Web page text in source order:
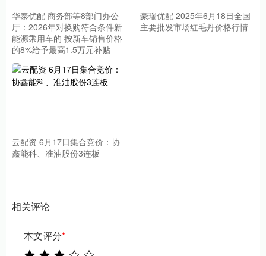
华泰优配 商务部等8部门办公
厅：2026年对换购符合条件新
能源乘用车的 按新车销售价格
的8%给予最高1.5万元补贴
豪瑞优配 2025年6月18日全国
主要批发市场红毛丹价格行情
云配资 6月17日集合竞价：协
鑫能科、准油股份3连板
相关评论
本文评分*